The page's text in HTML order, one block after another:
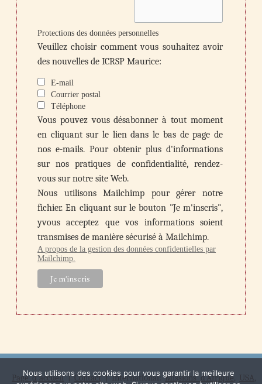
Protections des données personnelles
Veuillez choisir comment vous souhaitez avoir
des nouvelles de ICRSP Maurice:
E-mail
Courrier postal
Téléphone
Vous pouvez vous désabonner à tout moment
en cliquant sur le lien dans le bas de page de
nos e-mails. Pour obtenir plus d'informations
sur nos pratiques de confidentialité, rendez-
vous sur notre site Web.
Nous utilisons Mailchimp pour gérer notre
fichier. En cliquant sur le bouton "Je m'inscris",
yvous acceptez que vos informations soient
transmises de manière sécurisé à Mailchimp.
A propos de la gestion des données confidentielles par
Mailchimp.
Page d'accueil|Contact| International:Missions d'Afrique, USA,
Nous utilisons des cookies pour vous garantir la meilleure